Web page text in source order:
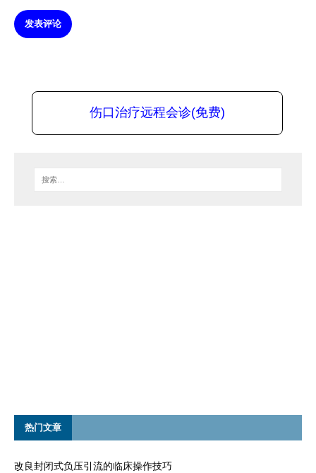
发表评论
伤口治疗远程会诊(免费)
热门文章
改良封闭式负压引流的临床操作技巧